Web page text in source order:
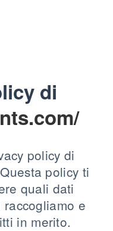
di
policy di
policy ti
quali dati
e
in merito.